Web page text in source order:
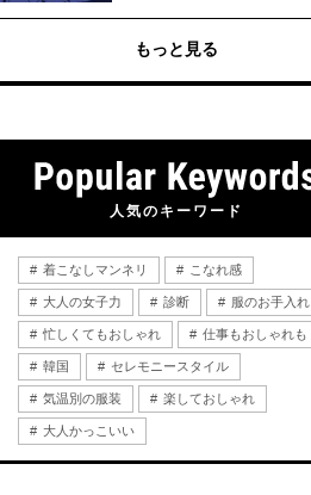
もっと見る
人気のキーワード
着こなしマンネリ こなれ感
大人の女子力 診断 服のお手入れ
忙しくてもおしゃれ 仕事もおしゃれも
韓国 セレモニースタイル
気温別の服装 楽しておしゃれ
大人かっこいい